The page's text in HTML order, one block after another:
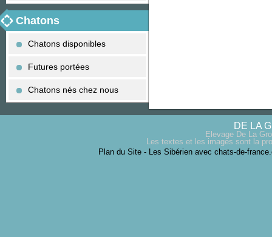
Chatons
Chatons disponibles
Futures portées
Chatons nés chez nous
DE LA
Elevage De La
Les textes et les images sont la
Plan du Site- Les Sibérien avec chats-de-